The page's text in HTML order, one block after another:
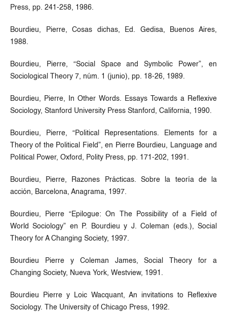
Press, pp. 241-258, 1986.
Bourdieu, Pierre, Cosas dichas, Ed. Gedisa, Buenos Aires,
1988.
Bourdieu, Pierre, “Social Space and Symbolic Power”, en
Sociological Theory 7, núm. 1 (junio), pp. 18-26, 1989.
Bourdieu, Pierre, In Other Words. Essays Towards a Reflexive
Sociology, Stanford University Press Stanford, California, 1990.
Bourdieu, Pierre, “Political Representations. Elements for a
Theory of the Political Field”, en Pierre Bourdieu, Language and
Political Power, Oxford, Polity Press, pp. 171-202, 1991.
Bourdieu, Pierre, Razones Prácticas. Sobre la teoría de la
acción, Barcelona, Anagrama, 1997.
Bourdieu, Pierre “Epilogue: On The Possibility of a Field of
World Sociology” en P. Bourdieu y J. Coleman (eds.), Social
Theory for A Changing Society, 1997.
Bourdieu Pierre y Coleman James, Social Theory for a
Changing Society, Nueva York, Westview, 1991.
Bourdieu Pierre y Loic Wacquant, An invitations to Reflexive
Sociology. The University of Chicago Press, 1992.